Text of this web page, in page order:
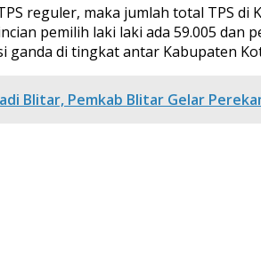
reguler, maka jumlah total TPS
pemilih laki laki ada 59.005
ganda di tingkat antar Kabupaten
Blitar, Pemkab Blitar Gelar